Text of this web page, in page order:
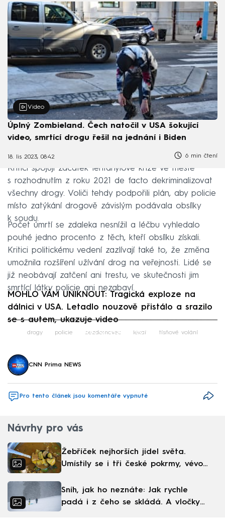
Video
Úplný Zombieland. Čech natočil v USA šokující
video, smrtící drogu řešil na jednání i Biden
18. lis 2023, 08:42 6 min čtení
Kritici spojují začátek fentanylové krize ve městě
s rozhodnutím z roku 2021 de facto dekriminalizovat
všechny drogy. Voliči tehdy podpořili plán, aby policie
místo zatýkání drogově závislým podávala obsílky
k soudu.
Počet úmrtí se zdaleka nesnížil a léčbu vyhledalo
pouhé jedno procento z těch, kteří obsílku získali.
Kritici politickému vedení zazlívají také to, že změna
umožnila rozšíření užívání drog na veřejnosti. Lidé se
již neobávají zatčení ani trestu, ve skutečnosti jim
smrtící látky policie ani nezabaví.
MOHLO VÁM UNIKNOUT: Tragická exploze na
dálnici v USA. Letadlo nouzově přistálo a srazilo
se s autem, ukazuje video
Failed to fetch
drogy policie bezdomovec lékař tísňové volání
CNN Prima NEWS
Pro tento článek jsou komentáře vypnuté
Návrhy pro vás
Žebříček nejhorších jídel světa.
Umístily se i tři české pokrmy, vévodí
Sníh, jak ho neznáte: Jak rychle
padá i z čeho se skládá. A vločky